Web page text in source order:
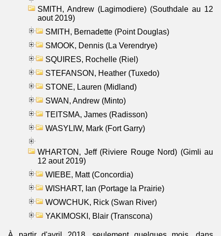
SMITH, Andrew (Lagimodiere) (Southdale au 12
aout 2019)
SMITH, Bernadette (Point Douglas)
SMOOK, Dennis (La Verendrye)
SQUIRES, Rochelle (Riel)
STEFANSON, Heather (Tuxedo)
STONE, Lauren (Midland)
SWAN, Andrew (Minto)
TEITSMA, James (Radisson)
WASYLIW, Mark (Fort Garry)
WHARTON, Jeff (Riviere Rouge Nord) (Gimli au
12 aout 2019)
WIEBE, Matt (Concordia)
WISHART, Ian (Portage la Prairie)
WOWCHUK, Rick (Swan River)
YAKIMOSKI, Blair (Transcona)